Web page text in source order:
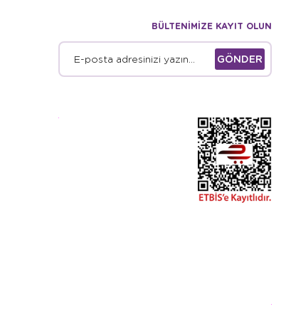
BÜLTENİMİZE KAYIT OLUN
GÖNDER